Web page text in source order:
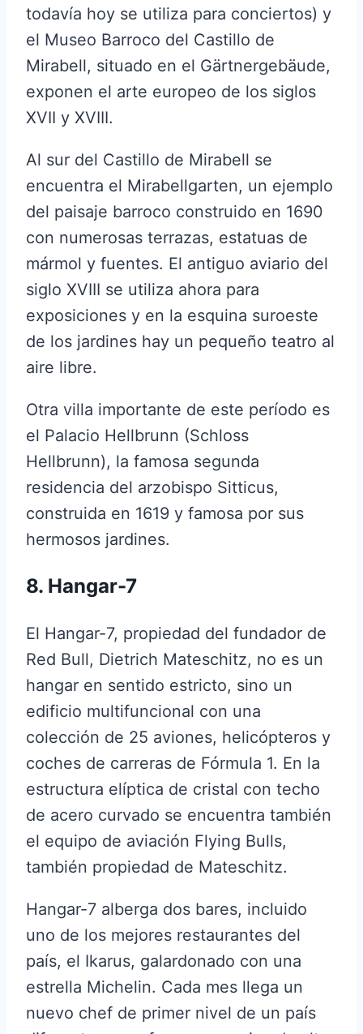
todavía hoy se utiliza para conciertos) y
el Museo Barroco del Castillo de
Mirabell, situado en el Gärtnergebäude,
exponen el arte europeo de los siglos
XVII y XVIII.
Al sur del Castillo de Mirabell se
encuentra el Mirabellgarten, un ejemplo
del paisaje barroco construido en 1690
con numerosas terrazas, estatuas de
mármol y fuentes. El antiguo aviario del
siglo XVIII se utiliza ahora para
exposiciones y en la esquina suroeste
de los jardines hay un pequeño teatro al
aire libre.
Otra villa importante de este período es
el Palacio Hellbrunn (Schloss
Hellbrunn), la famosa segunda
residencia del arzobispo Sitticus,
construida en 1619 y famosa por sus
hermosos jardines.
8. Hangar-7
El Hangar-7, propiedad del fundador de
Red Bull, Dietrich Mateschitz, no es un
hangar en sentido estricto, sino un
edificio multifuncional con una
colección de 25 aviones, helicópteros y
coches de carreras de Fórmula 1. En la
estructura elíptica de cristal con techo
de acero curvado se encuentra también
el equipo de aviación Flying Bulls,
también propiedad de Mateschitz.
Hangar-7 alberga dos bares, incluido
uno de los mejores restaurantes del
país, el Ikarus, galardonado con una
estrella Michelin. Cada mes llega un
nuevo chef de primer nivel de un país